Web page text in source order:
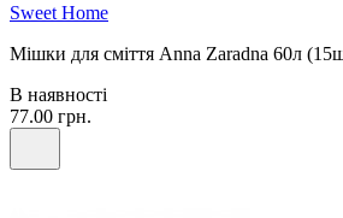
Sweet Home
Мішки для сміття Anna Zaradna 60л
В наявності
77.00 грн.